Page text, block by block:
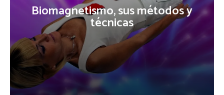
Biomagnetismo, sus métodos y
técnicas